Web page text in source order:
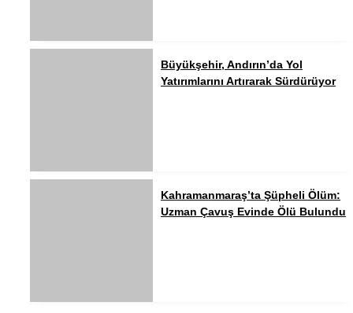
Büyükşehir, Andırın’da Yol
Yatırımlarını Artırarak Sürdürüyor
Kahramanmaraş’ta Şüpheli Ölüm:
Uzman Çavuş Evinde Ölü Bulundu